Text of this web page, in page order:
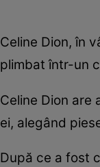
Celine Dion, în
plimbat într-un
Celine Dion are
ei, alegând
După ce a fost